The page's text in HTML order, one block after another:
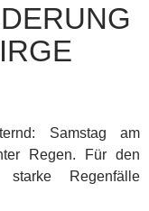
Samstag am
Regen. Für den
Regenfälle